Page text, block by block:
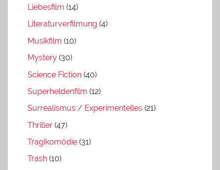
Liebesfilm (14)
Literaturverfilmung (4)
Musikfilm (10)
Mystery (30)
Science Fiction (40)
Superheldenfilm (12)
Surrealismus / Experimentelles (21)
Thriller (47)
Tragikomödie (31)
Trash (10)